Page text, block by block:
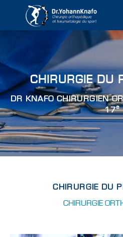
CHIRURGIE DU
DR KNAFO CHIRURGIEN
17e
CHIRURGIE DU
CHIRURGIE